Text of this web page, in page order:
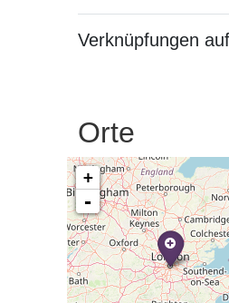
Verknüpfungen
Orte
+
-